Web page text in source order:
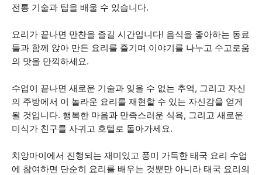
전통 기술과 팁을 배울 수 있습니다.
요리가 끝나면 만찬을 즐길 시간입니다! 음식을 좋아하는 동료
들과 함께 앉아 만든 요리를 즐기며 이야기를 나누고 수고로움
의 맛을 만끽하세요.
수업이 끝나면 새로운 기술과 잊을 수 없는 추억, 그리고 자신
의 주방에서 이 놀라운 요리를 재현할 수 있는 자신감을 얻게
될 것입니다. 행복한 마음과 만족스러운 식욕, 그리고 새로운
미식가 친구를 사귀고 호텔로 돌아가세요.
치앙마이에서 진행되는 재미있고 풍미 가득한 태국 요리 수업
에 참여하면 단순히 요리를 배우는 것뿐만 아니라 태국 요리의